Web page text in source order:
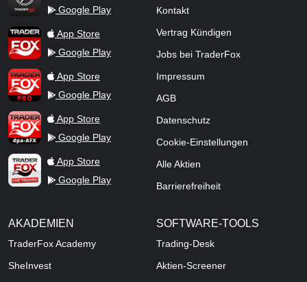
Google Play
TraderFox AppApp Store
Google Play
TraderFox ProApp Store
Google Play
TraderFox dpa-AFX ProFeed
App Store
Google Play
TraderFox Live Trading
App Store
Google Play
Kontakt
Vertrag Kündigen
Jobs bei TraderFox
Impressum
AGB
Datenschutz
Cookie-Einstellungen
Alle Aktien
Barrierefreiheit
AKADEMIEN
TraderFox Academy
SheInvest
SOFTWARE-TOOLS
Trading-Desk
Aktien-Screener